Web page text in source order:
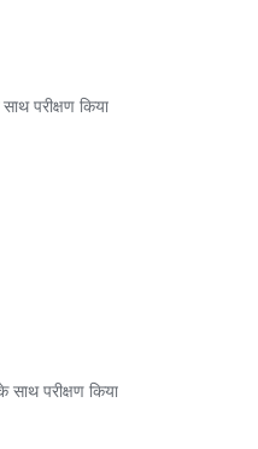
परीक्षण किया
परीक्षण किया